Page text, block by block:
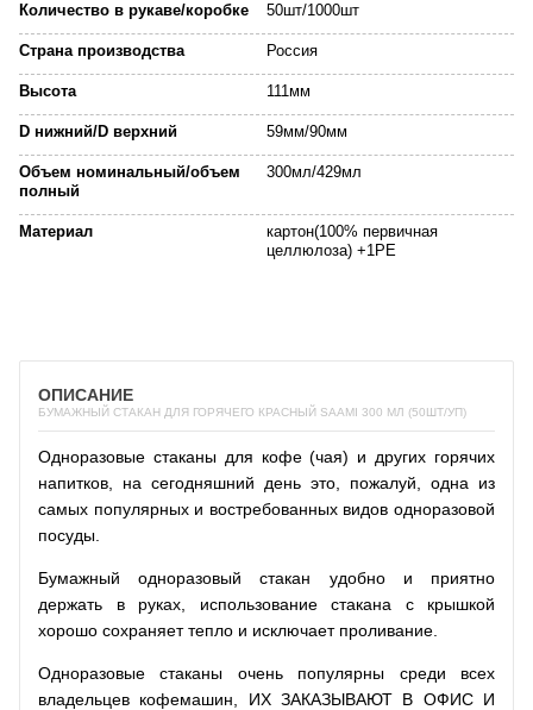
Количество в рукаве/коробке 50шт/1000шт
Страна производства Россия
Высота 111мм
D нижний/D верхний 59мм/90мм
Объем номинальный/объем
полный
300мл/429мл
Материал
картон(100% первичная
целлюлоза) +1PE
ОПИСАНИЕ
БУМАЖНЫЙ СТАКАН ДЛЯ ГОРЯЧЕГО КРАСНЫЙ SAAMI 300 МЛ (50ШТ/УП)
Одноразовые стаканы для кофе (чая) и других горячих
напитков, на сегодняшний день это, пожалуй, одна из
самых популярных и востребованных видов одноразовой
посуды.
Бумажный одноразовый стакан удобно и приятно
держать в руках, использование стакана с крышкой
хорошо сохраняет тепло и исключает проливание.
Одноразовые стаканы очень популярны среди всех
владельцев кофемашин, ИХ ЗАКАЗЫВАЮТ В ОФИС И